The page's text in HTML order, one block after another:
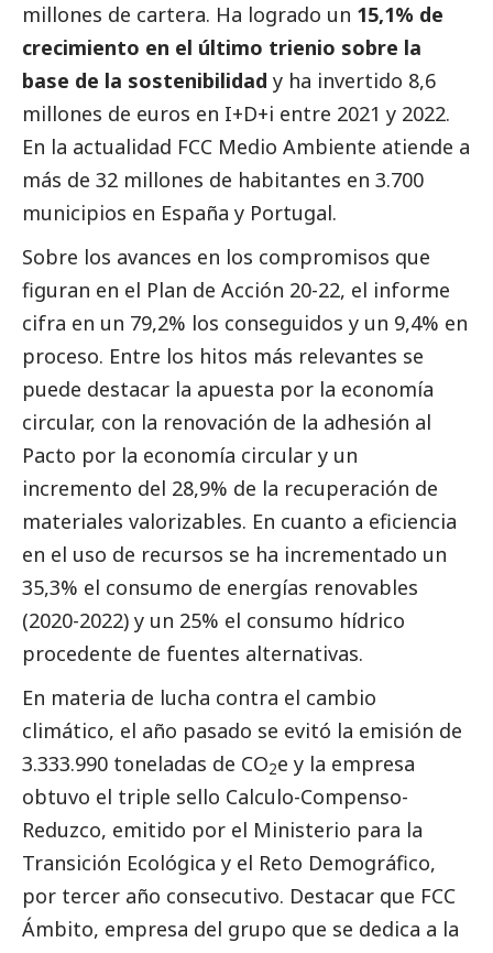
millones de cartera. Ha logrado un 15,1% de
crecimiento en el último trienio sobre la
base de la sostenibilidad y ha invertido 8,6
millones de euros en I+D+i entre 2021 y 2022.
En la actualidad FCC Medio Ambiente atiende a
más de 32 millones de habitantes en 3.700
municipios en España y Portugal.
Sobre los avances en los compromisos que
figuran en el Plan de Acción 20-22, el informe
cifra en un 79,2% los conseguidos y un 9,4% en
proceso. Entre los hitos más relevantes se
puede destacar la apuesta por la economía
circular, con la renovación de la adhesión al
Pacto por la economía circular y un
incremento del 28,9% de la recuperación de
materiales valorizables. En cuanto a eficiencia
en el uso de recursos se ha incrementado un
35,3% el consumo de energías renovables
(2020-2022) y un 25% el consumo hídrico
procedente de fuentes alternativas.
En materia de lucha contra el cambio
climático, el año pasado se evitó la emisión de
3.333.990 toneladas de CO2e y la empresa
obtuvo el triple sello Calculo-Compenso-
Reduzco, emitido por el Ministerio para la
Transición Ecológica y el Reto Demográfico,
por tercer año consecutivo. Destacar que FCC
Ámbito, empresa del grupo que se dedica a la